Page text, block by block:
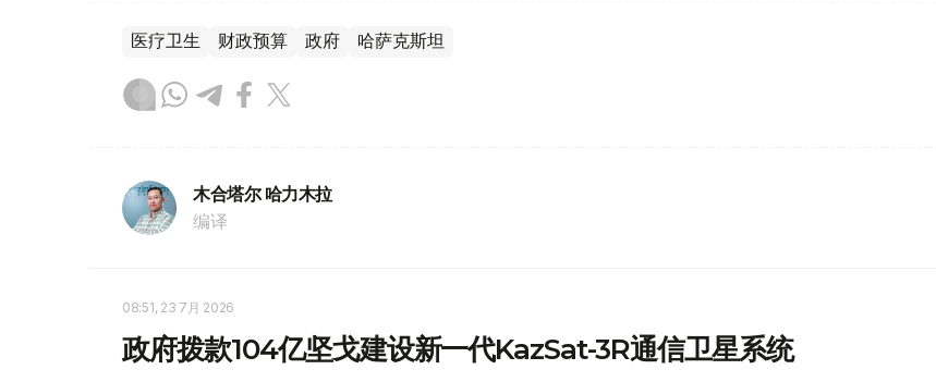
医疗卫生 财政预算 政府 哈萨克斯坦
木合塔尔 哈力木拉
编译
08:51, 23 7月 2026
政府拨款104亿坚戈建设新一代KazSat-3R通信卫星系统